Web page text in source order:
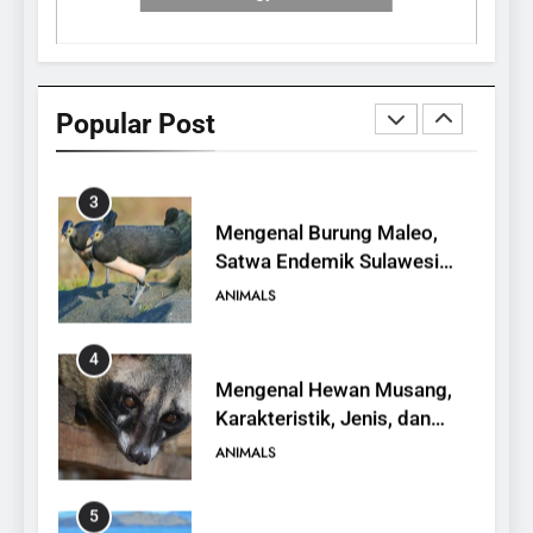
Popular Post
Ular Air Baru dari Danau
3
Mengenal Burung Maleo,
Satwa Endemik Sulawesi
yang Terancam Punah
ANIMALS
4
Mengenal Hewan Musang,
Karakteristik, Jenis, dan
Peran dalam Ekosistem
ANIMALS
5